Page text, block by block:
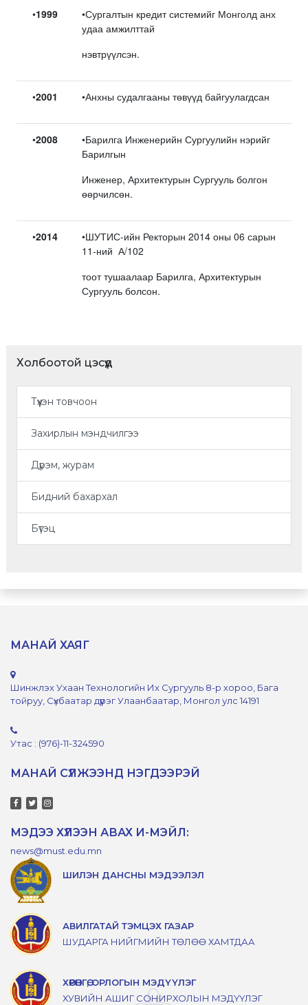
•1999
•Сургалтын кредит системийг Монголд анх
удаа амжилттай
нэвтрүүлсэн.
•2001 •Анхны судалгааны төвүүд байгуулагдсан
•2008
•Барилга Инженерийн Сургуулийн нэрийг
Барилгын
Инженер, Архитектурын Сургууль болгон
өөрчилсөн.
•2014
•ШУТИС-ийн Ректорын 2014 оны 06 сарын
11-ний А/102
тоот тушаалаар Барилга, Архитектурын
Сургууль болсон.
Холбоотой цэсүүд
Түүхэн товчоон
Захирлын мэндчилгээ
Дүрэм, журам
Бидний бахархал
Бүтэц
МАНАЙ ХАЯГ
Шинжлэх Ухаан Технологийн Их Сургууль 8-р хороо, Бага
тойруу, Сүхбаатар дүүрэг Улаанбаатар, Монгол улс 14191
Утас : (976)-11-324590
МАНАЙ СҮЛЖЭЭНД НЭГДЭЭРЭЙ
МЭДЭЭ ХҮЛЭЭН АВАХ И-МЭЙЛ:
news@must.edu.mn
ШИЛЭН ДАНСНЫ МЭДЭЭЛЭЛ
АВИЛГАТАЙ ТЭМЦЭХ ГАЗАР
ШУДАРГА НИЙГМИЙН ТӨЛӨӨ ХАМТДАА
ХӨРӨНГӨ, ОРЛОГЫН МЭДҮҮЛЭГ
ХУВИЙН АШИГ СОНИРХОЛЫН МЭДҮҮЛЭГ